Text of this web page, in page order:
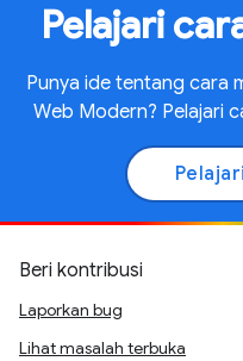
Pelajari
Punya ide tentang cara
Web Modern? Pelajari
Beri kontribusi
Laporkan bug
Lihat masalah terbuka